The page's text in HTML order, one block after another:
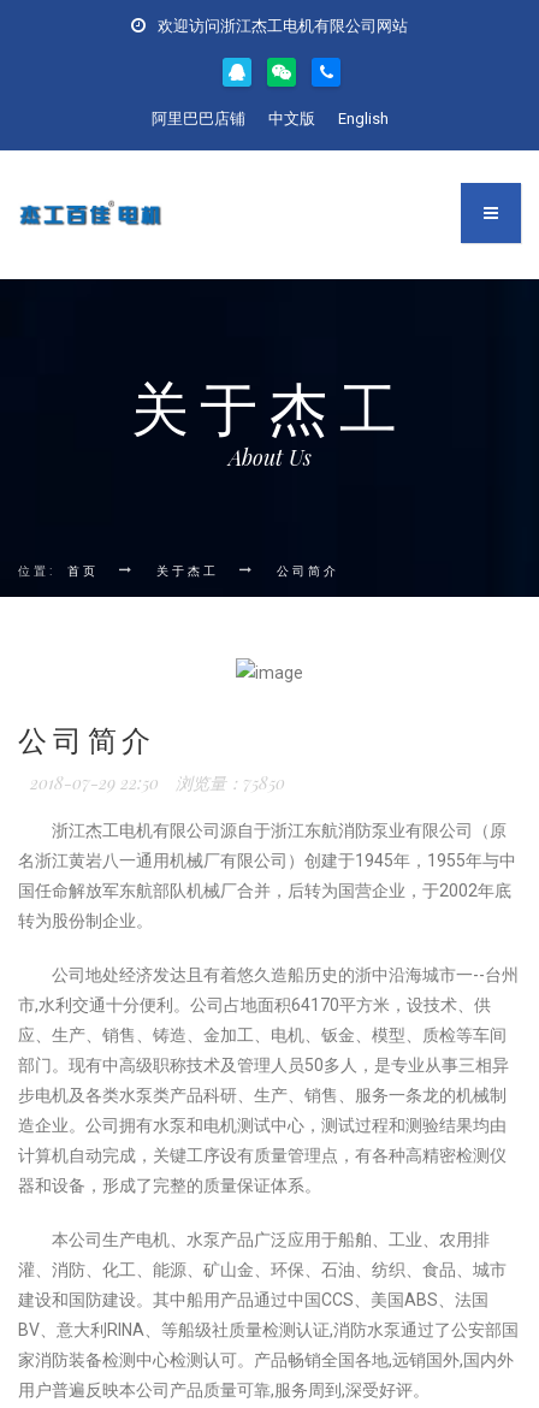
欢迎访问浙江杰工电机有限公司网站
阿里巴巴店铺 中文版 English
关于杰工
About Us
位置: 首页 关于杰工 公司简介
公司简介
2018-07-29 22:50 浏览量：75850
浙江杰工电机有限公司源自于浙江东航消防泵业有限公司（原
名浙江黄岩八一通用机械厂有限公司）创建于1945年，1955年与中
国任命解放军东航部队机械厂合并，后转为国营企业，于2002年底
转为股份制企业。
公司地处经济发达且有着悠久造船历史的浙中沿海城市一--台州
市,水利交通十分便利。公司占地面积64170平方米，设技术、供
应、生产、销售、铸造、金加工、电机、钣金、模型、质检等车间
部门。现有中高级职称技术及管理人员50多人，是专业从事三相异
步电机及各类水泵类产品科研、生产、销售、服务一条龙的机械制
造企业。公司拥有水泵和电机测试中心，测试过程和测验结果均由
计算机自动完成，关键工序设有质量管理点，有各种高精密检测仪
器和设备，形成了完整的质量保证体系。
本公司生产电机
水泵产品广泛应用于船舶、工业、农用排
灌、消防、化工、能源、矿山金、环保、石油、纺织、食品、城市
建设和国防建设。其中船用产品通过中国CCS、美国ABS、法国
BV、意大利RINA、等船级社质量检测认证,消防水泵通过了公安部国
家消防装备检测中心检测认可。产品畅销全国各地,远销国外,国内外
用户普遍反映本公司产品质量可靠,服务周到,深受好评。